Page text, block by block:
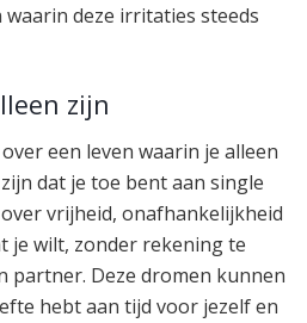
deze irritaties steeds
zijn
een leven waarin je alleen
dat je toe bent aan single
vrijheid, onafhankelijkheid
je wilt, zonder rekening te
partner. Deze dromen kunnen
hebt aan tijd voor jezelf en